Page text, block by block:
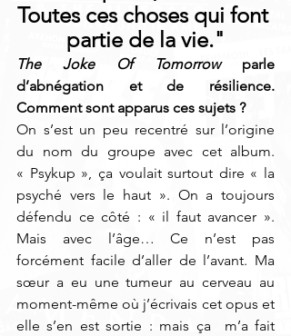
Toutes ces choses qui font
partie de la vie."
The Joke Of Tomorrow parle
d’abnégation et de résilience.
Comment sont apparus ces sujets ?
On s’est un peu recentré sur l’origine
du nom du groupe avec cet album.
« Psykup », ça voulait surtout dire « la
psyché vers le haut ». On a toujours
défendu ce côté : « il faut avancer ».
Mais avec l’âge… Ce n’est pas
forcément facile d’aller de l’avant. Ma
sœur a eu une tumeur au cerveau au
moment-même où j’écrivais cet opus et
elle s’en est sortie : mais ça  m’a fait